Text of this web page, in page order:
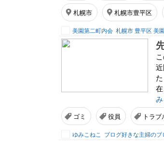
札幌市 札幌市豊平区
美園第二町内会 札幌市 豊平区 美
ゴミ 役員 トラブ
ゆみこねこ ブログ好きな主婦のブ